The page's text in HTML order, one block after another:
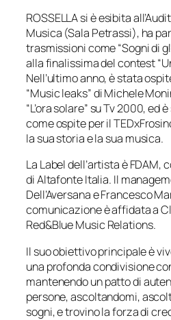
ROSSELLA si è esibita
Musica (Sala Petrassi), ha
trasmissioni come “Sogni di
alla finalissima del contest
Nell’ultimo anno, è stata
“Music leaks” di Michele
“L’ora solare” su Tv 2000, ed
come ospite per il
la sua storia e la sua musica.
La Label dell’artista è FDAM,
di Altafonte Italia. Il
Dell’Aversana e Francesco
comunicazione è affidata a
Red&Blue Music Relations.
Il suo obiettivo principale è
una profonda condivisione
mantenendo un patto di
persone, ascoltandomi,
sogni, e trovino la forza di